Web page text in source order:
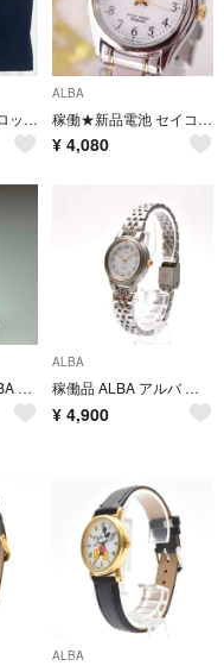
インポートロッサ ロッサアルバ タイトスカート XL 黒 シャーリング ギャザー
ALBA
稼働★新品電池 セイコー ALBA クォーツ アラビア数字 コンビカラー 腕時計
¥ 4,080
SEIKO URBAN ALBA 腕時計 クォーツ V701-1740 稼働品
ALBA
稼働品 ALBA アルバ レディース腕時計 ソーラー SEIKO セイコー
¥ 4,900
ALBA